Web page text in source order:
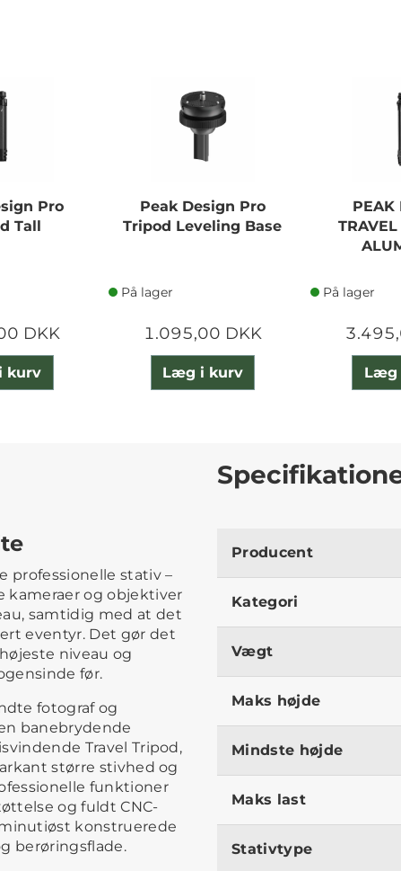
Pro
Tall
DKK
kurv
Peak Design Pro
Tripod Leveling Base
På lager
1.095,00 DKK
Læg i kurv
PEAK
På lager
Læg
professionelle stativ –
og objektiver
samtidig med at det
eventyr. Det gør det
niveau og
før.
fotograf og
banebrydende
Travel Tripod,
større stivhed og
funktioner
og fuldt CNC-
konstruerede
berøringsflade.
Producent
Kategori
Vægt
Maks højde
Mindste højde
Maks last
Stativtype